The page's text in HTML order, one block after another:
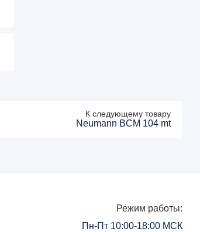
К следующему товару
Neumann BCM 104 mt
Режим работы:
Пн-Пт 10:00-18:00 МСК